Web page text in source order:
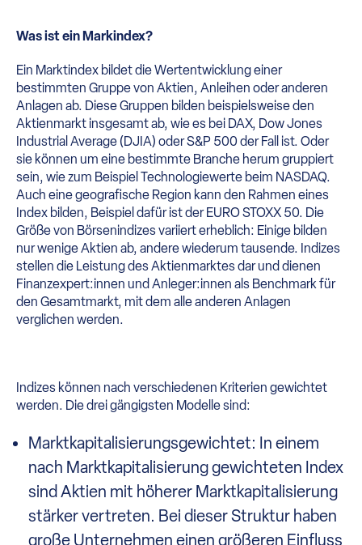
Was ist ein Markindex?
Ein Marktindex bildet die Wertentwicklung einer
bestimmten Gruppe von Aktien, Anleihen oder anderen
Anlagen ab. Diese Gruppen bilden beispielsweise den
Aktienmarkt insgesamt ab, wie es bei DAX, Dow Jones
Industrial Average (DJIA) oder S&P 500 der Fall ist. Oder
sie können um eine bestimmte Branche herum gruppiert
sein, wie zum Beispiel Technologiewerte beim NASDAQ.
Auch eine geografische Region kann den Rahmen eines
Index bilden, Beispiel dafür ist der EURO STOXX 50. Die
Größe von Börsenindizes variiert erheblich: Einige bilden
nur wenige Aktien ab, andere wiederum tausende. Indizes
stellen die Leistung des Aktienmarktes dar und dienen
Finanzexpert:innen und Anleger:innen als Benchmark für
den Gesamtmarkt, mit dem alle anderen Anlagen
verglichen werden.
Indizes können nach verschiedenen Kriterien gewichtet
werden. Die drei gängigsten Modelle sind:
Marktkapitalisierungsgewichtet: In einem
nach Marktkapitalisierung gewichteten Index
sind Aktien mit höherer Marktkapitalisierung
stärker vertreten. Bei dieser Struktur haben
große Unternehmen einen größeren Einfluss